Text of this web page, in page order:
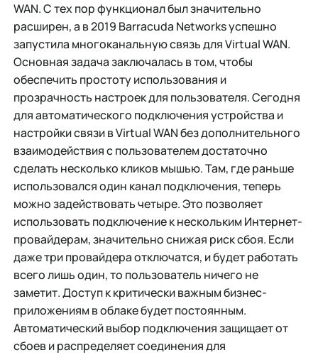
WAN. С тех пор функционал был значительно
расширен, а в 2019 Barracuda Networks успешно
запустила многоканальную связь для Virtual WAN.
Основная задача заключалась в том, чтобы
обеспечить простоту использования и
прозрачность настроек для пользователя. Сегодня
для автоматического подключения устройства и
настройки связи в Virtual WAN без дополнительного
взаимодействия с пользователем достаточно
сделать несколько кликов мышью. Там, где раньше
использовался один канал подключения, теперь
можно задействовать четыре. Это позволяет
использовать подключение к нескольким Интернет-
провайдерам, значительно снижая риск сбоя. Если
даже три провайдера отключатся, и будет работать
всего лишь один, то пользователь ничего не
заметит. Доступ к критически важным бизнес-
приложениям в облаке будет постоянным.
Автоматический выбор подключения защищает от
сбоев и распределяет соединения для